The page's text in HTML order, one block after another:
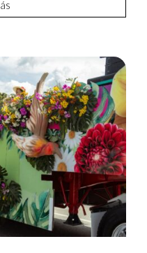
las Flores